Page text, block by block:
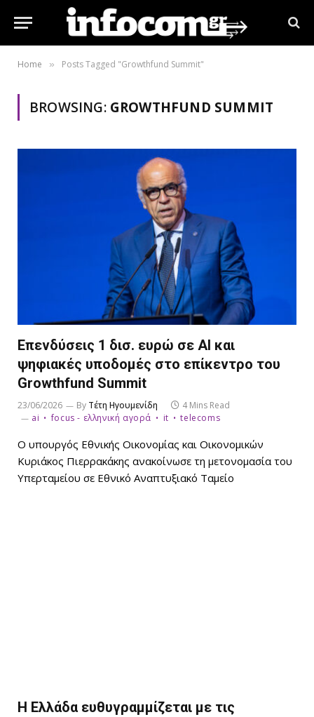
Home » Posts Tagged "Growthfund Summit"
BROWSING: GROWTHFUND SUMMIT
Επενδύσεις 1 δισ. ευρώ σε AI και
ψηφιακές υποδομές στο επίκεντρο του
Growthfund Summit
23/06/2026 By Τέτη Ηγουμενίδη
4 Mins Read
ai
focus - ελληνική αγορά it telecoms
Ο υπουργός Εθνικής Οικονομίας και Οικονομικών
Κυριάκος Πιερρακάκης ανακοίνωσε τη μετονομασία του
Υπερταμείου σε Εθνικό Αναπτυξιακό Ταμείο
Η Ελλάδα ευθυγραμμίζεται με τις